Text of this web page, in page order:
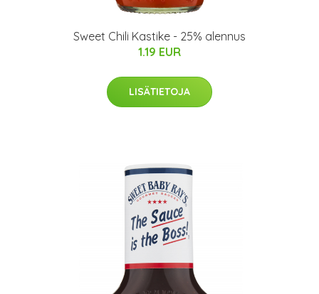
Sweet Chili Kastike - 25% alennus
1.19 EUR
LISÄTIETOJA